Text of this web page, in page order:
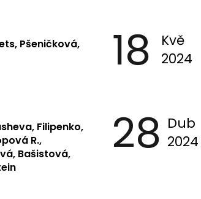
Pšeničková,
18
Kvě
2024
Filipenko,
R.,
Bašistová,
28 Dub
2024